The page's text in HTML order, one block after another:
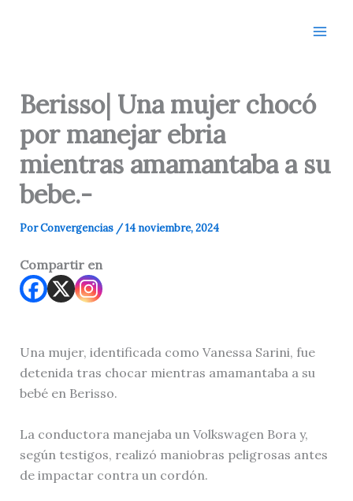
Berisso| Una mujer chocó
por manejar ebria
mientras amamantaba a su
bebe.-
PorConvergencias /14 noviembre, 2024
Compartir en
Una mujer, identificada como Vanessa Sarini, fue
detenida tras chocar mientras amamantaba a su
bebé en Berisso.
La conductora manejaba un Volkswagen Bora y,
según testigos, realizó maniobras peligrosas antes
de impactar contra un cordón.